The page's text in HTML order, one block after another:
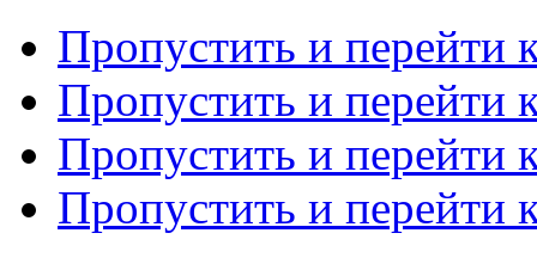
Пропустить и перейти
Пропустить и перейти
Пропустить и перейти
Пропустить и перейти